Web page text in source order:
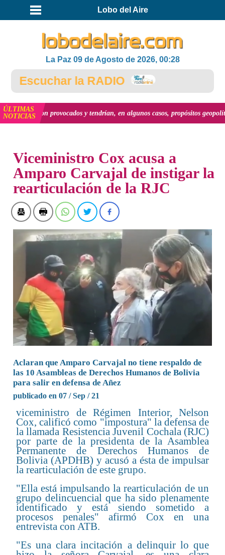
Lobo del Aire
La Paz 09 de Agosto de 2026, 00:28
la RADIO
ÚLTIMAS
NOTICIAS
provocados y tendrían, en algunos casos, propósitos geopolíticos.." ver
Viceministro Cox acusa a
Amparo Carvajal de instigar la
rearticulación de la RJC
Aclaran que Amparo Carvajal no tiene respaldo de
las 10 Asambleas de Derechos Humanos de Bolivia
para salir en defensa de Añez
publicado en 07 / Sep / 21
viceministro de Régimen Interior, Nelson
Cox, calificó como "impostura" la defensa de
la llamada Resistencia Juvenil Cochala (RJC)
por parte de la presidenta de la Asamblea
Permanente de Derechos Humanos de
Bolivia (APDHB) y acusó a ésta de impulsar
la rearticulación de este grupo.
"Ella está impulsando la rearticulación de un
grupo delincuencial que ha sido plenamente
identificado y está siendo sometido a
procesos penales" afirmó Cox en una
entrevista con ATB.
"Es una clara incitación a delinquir lo que